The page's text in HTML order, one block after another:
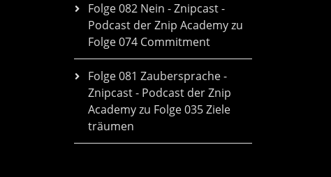
Folge 082 Nein - Znipcast -
Podcast der Znip Academyzu
Folge 074 Commitment
Folge 081 Zaubersprache -
Znipcast - Podcast der Znip
Academyzu Folge 035 Ziele
träumen